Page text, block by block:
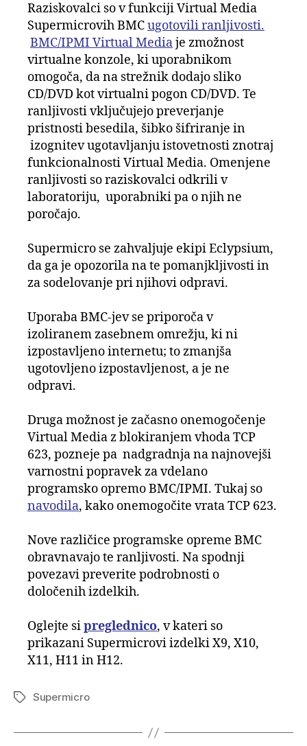
Raziskovalci so v funkciji Virtual Media
Supermicrovih BMCugotovili ranljivosti.
BMC/IPMI Virtual Mediaje zmožnost
virtualne konzole, ki uporabnikom
omogoča, da na strežnik dodajo sliko
CD/DVD kot virtualni pogon CD/DVD. Te
ranljivosti vključujejo preverjanje
pristnosti besedila, šibko šifriranje in
izognitev ugotavljanju istovetnosti znotraj
funkcionalnosti Virtual Media. Omenjene
ranljivosti so raziskovalci odkrili v
laboratoriju, uporabniki pa o njih ne
poročajo.
Supermicro se zahvaljuje ekipi Eclypsium,
da ga je opozorila na te pomanjkljivosti in
za sodelovanje pri njihovi odpravi.
Uporaba BMC-jev se priporoča v
izoliranem zasebnem omrežju, ki ni
izpostavljeno internetu; to zmanjša
ugotovljeno izpostavljenost, a je ne
odpravi.
Druga možnost je začasno onemogočenje
Virtual Media z blokiranjem vhoda TCP
623, pozneje pa nadgradnja na najnovejši
varnostni popravek za vdelano
programsko opremo BMC/IPMI. Tukaj so
navodila, kako onemogočite vrata TCP 623.
Nove različice programske opreme BMC
obravnavajo te ranljivosti. Na spodnji
povezavi preverite podrobnosti o
določenih izdelkih.
Oglejte sipreglednico, v kateri so
prikazani Supermicrovi izdelki X9, X10,
X11, H11 in H12.
TagsSupermicro